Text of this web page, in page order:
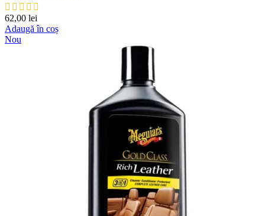
62,00 lei
Adaugă în coș
Nou